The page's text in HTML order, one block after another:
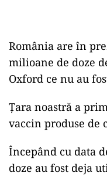
România are în
milioane de doze
Oxford ce nu au
Țara noastră a
vaccin produse de
Începând cu data
doze au fost deja